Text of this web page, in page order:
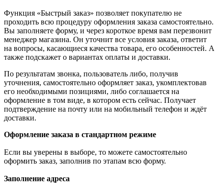
Функция «Быстрый заказ» позволяет покупателю не
проходить всю процедуру оформления заказа самостоятельно.
Вы заполняете форму, и через короткое время вам перезвонит
менеджер магазина. Он уточнит все условия заказа, ответит
на вопросы, касающиеся качества товара, его особенностей. А
также подскажет о вариантах оплаты и доставки.
По результатам звонка, пользователь либо, получив
уточнения, самостоятельно оформляет заказ, укомплектовав
его необходимыми позициями, либо соглашается на
оформление в том виде, в котором есть сейчас. Получает
подтверждение на почту или на мобильный телефон и ждёт
доставки.
Оформление заказа в стандартном режиме
Если вы уверены в выборе, то можете самостоятельно
оформить заказ, заполнив по этапам всю форму.
Заполнение адреса